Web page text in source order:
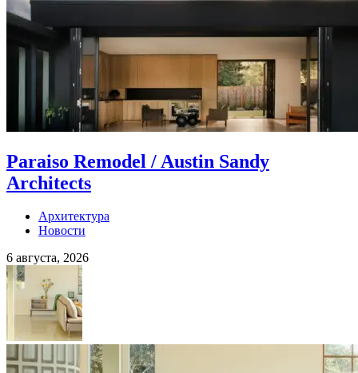
Paraiso Remodel / Austin Sandy
Architects
Архитектура
Новости
6 августа, 2026